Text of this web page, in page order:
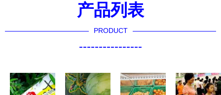
产品列表
PRODUCT
----------------